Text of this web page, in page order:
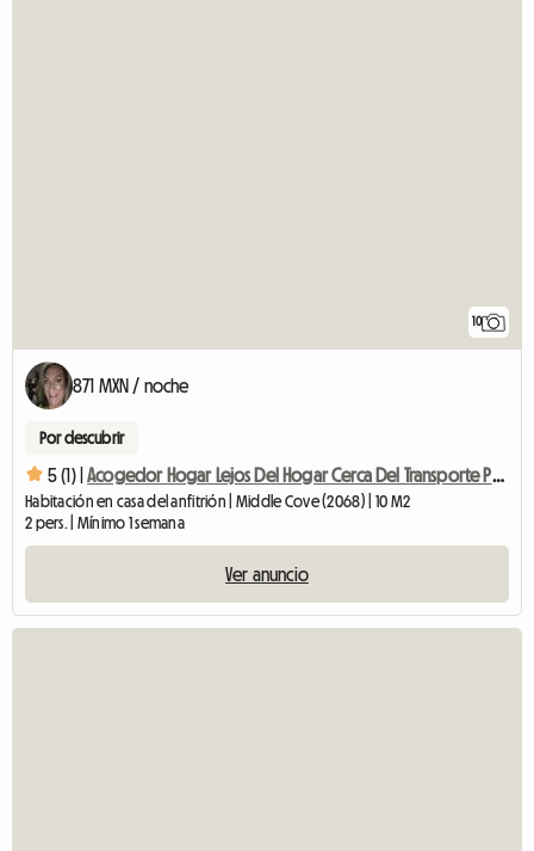
10
871 MXN / noche
Por descubrir
5 (1) | Acogedor Hogar Lejos Del Hogar Cerca Del Transporte Público
Habitación en casa del anfitrión | Middle Cove (2068) | 10 M2
2 pers. | Mínimo 1 semana
Ver anuncio